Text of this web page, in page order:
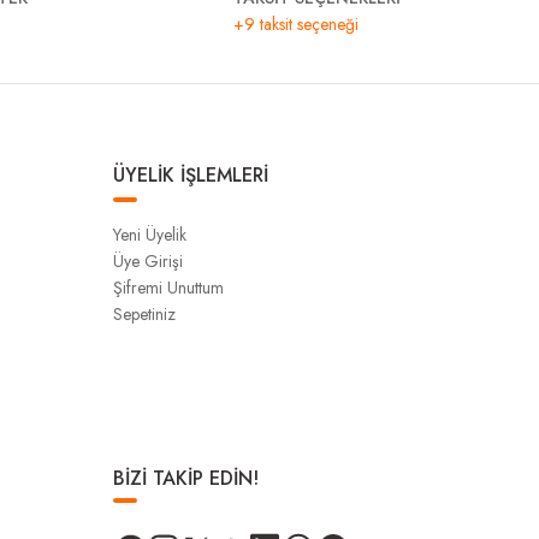
+9 taksit seçeneği
ÜYELİK İŞLEMLERİ
Yeni Üyelik
Üye Girişi
Şifremi Unuttum
Sepetiniz
BİZİ TAKİP EDİN!